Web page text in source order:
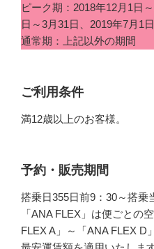
ピーク期：2018年12月1日
日～3月31日、2019年7月1
通常期：上記以外の期間
ご利用条件
満12歳以上のお客様。
予約・販売期間
搭乗日355日前9：30～搭乗
「ANA FLEX」は便ごとの
FLEX A」～「ANA FLEX D